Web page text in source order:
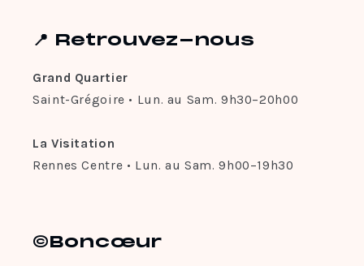
📍 Retrouvez-nous
Grand Quartier
Saint-Grégoire • Lun. au Sam. 9h30–20h00
La Visitation
Rennes Centre • Lun. au Sam. 9h00–19h30
©Boncœur